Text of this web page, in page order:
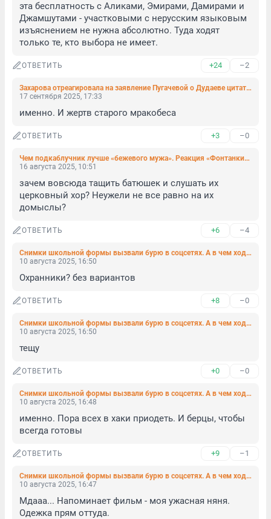
эта бесплатность с Аликами, Эмирами, Дамирами и
Джамшутами - участковыми с нерусским языковым
изъяснением не нужна абсолютно. Туда ходят
только те, кто выбора не имеет.
ОТВЕТИТЬ +24 –2
Захарова отреагировала на заявление Пугачевой о Дудаеве цитатой из Библии
17 сентября 2025, 17:33
именно. И жертв старого мракобеса
ОТВЕТИТЬ +3 –0
Чем подкаблучник лучше «бежевого мужа». Реакция «Фонтанки» на расстановку сил в семье
16 августа 2025, 10:51
зачем вовсюда тащить батюшек и слушать их
церковный хор? Неужели не все равно на их
домыслы?
ОТВЕТИТЬ +6 –4
Снимки школьной формы вызвали бурю в соцсетях. А в чем ходят в Петербурге?
10 августа 2025, 16:50
Охранники? без вариантов
ОТВЕТИТЬ +8 –0
Снимки школьной формы вызвали бурю в соцсетях. А в чем ходят в Петербурге?
10 августа 2025, 16:50
тещу
ОТВЕТИТЬ +0 –0
Снимки школьной формы вызвали бурю в соцсетях. А в чем ходят в Петербурге?
10 августа 2025, 16:48
именно. Пора всех в хаки приодеть. И берцы, чтобы
всегда готовы
ОТВЕТИТЬ +9 –1
Снимки школьной формы вызвали бурю в соцсетях. А в чем ходят в Петербурге?
10 августа 2025, 16:47
Мдааа... Напоминает фильм - моя ужасная няня.
Одежка прям оттуда.